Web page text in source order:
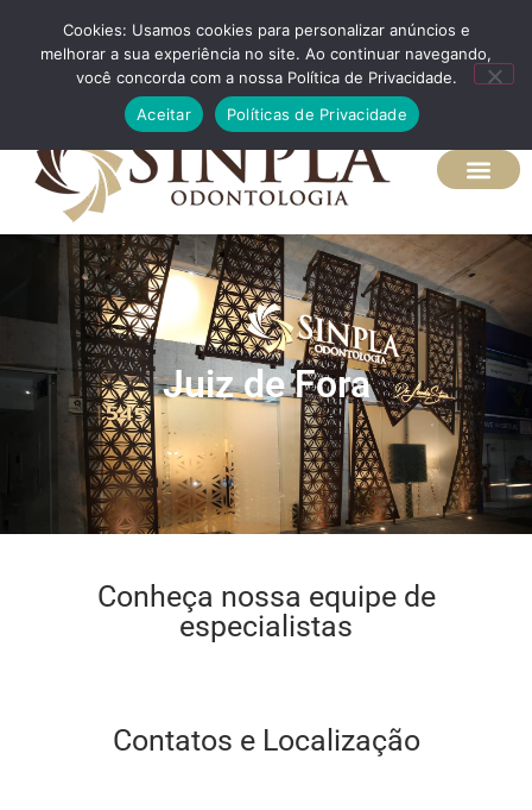
(32) 98443-8701
Juiz de Fora
Conheça nossa equipe de
especialistas
Contatos e Localização
Cookies: Usamos cookies para personalizar anúncios e
melhorar a sua experiência no site. Ao continuar navegando,
você concorda com a nossa Política de Privacidade.
Aceitar
Políticas de Privacidade